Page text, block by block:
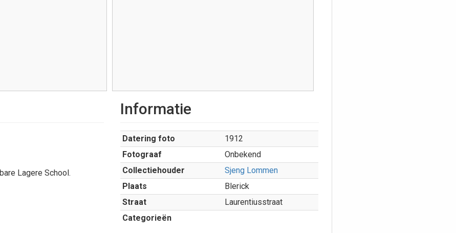
Lagere School.
Informatie
Datering foto
1912
Fotograaf
Onbekend
Collectiehouder
Sjeng Lommen
Plaats
Blerick
Straat
Laurentiusstraat
Categorieën